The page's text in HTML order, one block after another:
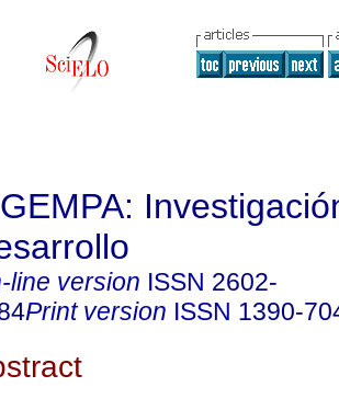
line version ISSN 2602-
Print version ISSN 1390-